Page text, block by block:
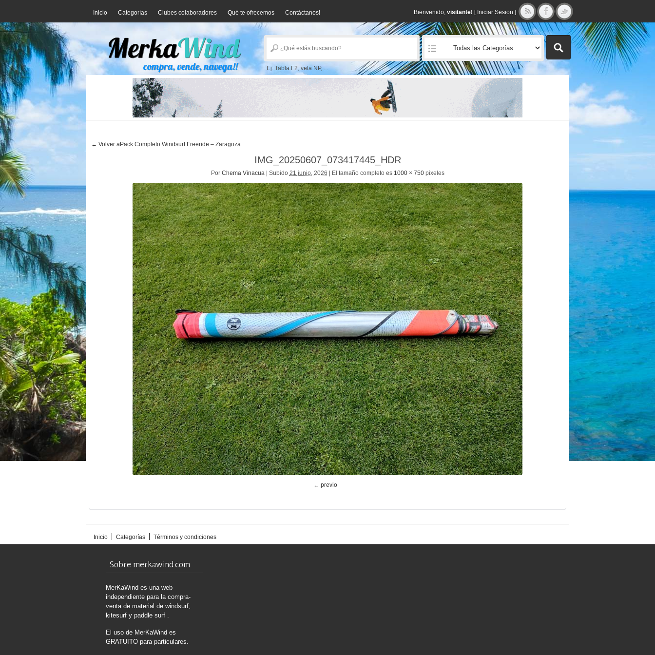
Inicio Categorías Clubes colaboradores Qué te ofrecemos Contáctanos! Bienvenido, visitante! [ Iniciar Sesion ]
Ej. Tabla F2, vela NP, ...
← Volver aPack Completo Windsurf Freeride – Zaragoza
IMG_20250607_073417445_HDR
Por Chema Vinacua Subido 21 junio, 2026 El tamaño completo es 1000 × 750pixeles
← previo
Inicio Categorías Términos y condiciones
Sobre merkawind.com
MerKaWind es una web
independiente para la compra-
venta de material de windsurf,
kitesurf y paddle surf .
El uso de MerKaWind es
GRATUITO para particulares.